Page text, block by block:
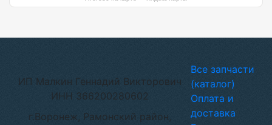
ИП Малкин Геннадий Викторович
ИНН 366200280602
г.Воронеж, Рамонский район,
Все запчасти
(каталог)
Оплата и
доставка